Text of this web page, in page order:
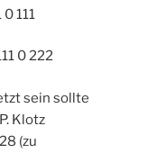
111
0 222
sein sollte
Klotz
(zu